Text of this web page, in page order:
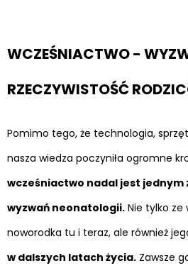
WCZEŚNIACTWO -
RZECZYWISTOŚĆ
Pomimo tego, że technologia,
nasza wiedza poczyniła ogromne
wcześniactwo nadal jest jednym
wyzwań neonatologii. Nie tylko ze
noworodka tu i teraz, ale również
w dalszych latach życia. Zawsze